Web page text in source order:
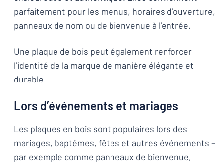
parfaitement pour les menus, horaires d’ouverture,
panneaux de nom ou de bienvenue à l’entrée.
Une plaque de bois peut également renforcer
l’identité de la marque de manière élégante et
durable.
Lors d’événements et mariages
Les plaques en bois sont populaires lors des
mariages, baptêmes, fêtes et autres événements –
par exemple comme panneaux de bienvenue,